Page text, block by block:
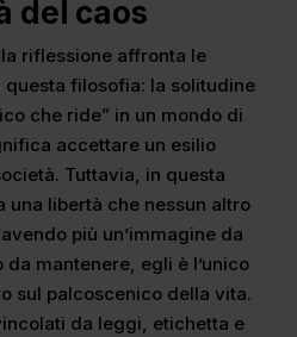
del caos
riflessione affronta le
filosofia: la solitudine
che ride” in un mondo di
accettare un esilio
Tuttavia, in questa
una libertà che nessun altro
più un’immagine da
mantenere, egli è l’unico
sul palcoscenico della vita.
da leggi, etichetta e